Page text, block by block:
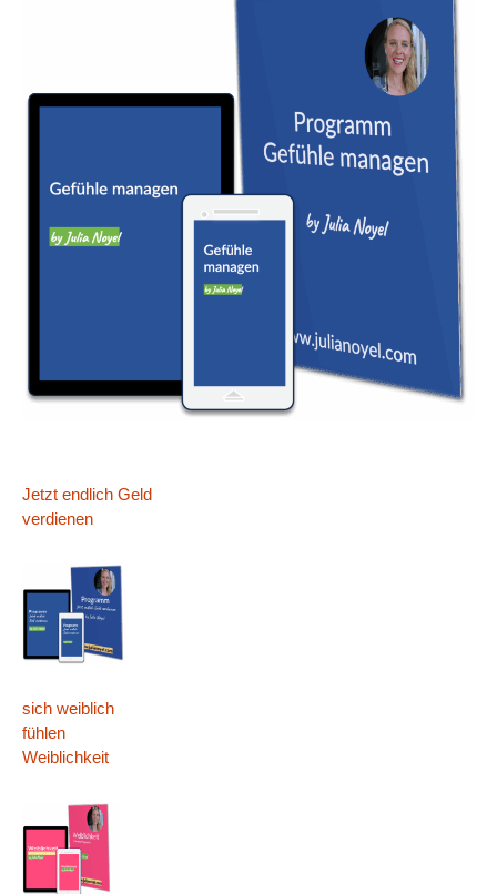
Jetzt endlich Geld
verdienen
sich weiblich
fühlen
Weiblichkeit